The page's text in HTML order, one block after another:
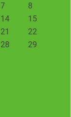
7
8
14
15
21
22
28
29